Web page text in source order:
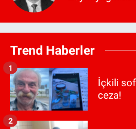
Trend Haberler
İçkili
ceza!
1
2